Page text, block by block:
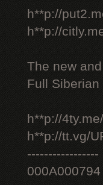
h**p://
h**p://
The new
Full
h**p://
h**p://tt.vg/
-----------------
000A000794